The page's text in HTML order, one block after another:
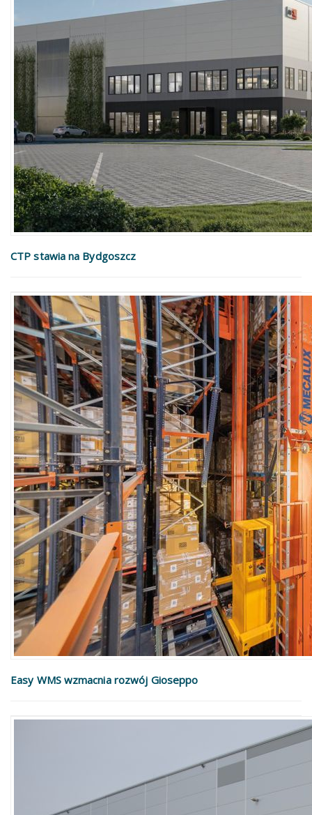
CTP stawia na Bydgoszcz
Easy WMS wzmacnia rozwój Gioseppo